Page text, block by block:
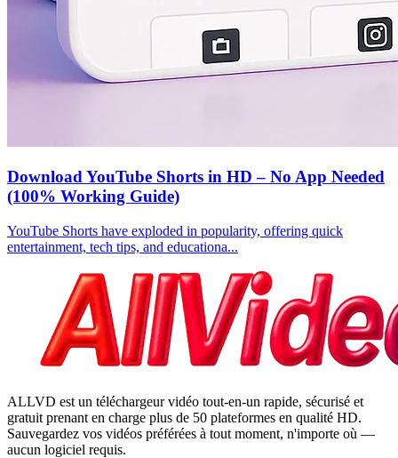
Download YouTube Shorts in HD – No App Needed
(100% Working Guide)
YouTube Shorts have exploded in popularity, offering quick
entertainment, tech tips, and educationa...
ALLVD est un téléchargeur vidéo tout-en-un rapide, sécurisé et
gratuit prenant en charge plus de 50 plateformes en qualité HD.
Sauvegardez vos vidéos préférées à tout moment, n'importe où —
aucun logiciel requis.